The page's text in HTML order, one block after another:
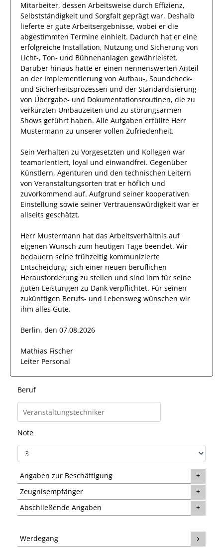
Mitarbeiter, dessen Arbeitsweise durch Effizienz,
Selbstständigkeit und Sorgfalt geprägt war. Deshalb
lieferte er gute Arbeitsergebnisse, wobei er die
abgestimmten Termine einhielt. Dadurch hat er eine
erfolgreiche Installation, Nutzung und Sicherung von
Licht-, Ton- und Bühnenanlagen gewährleistet.
Darüber hinaus hatte er einen nennenswerten Anteil
an der Implementierung von Aufbau-, Soundcheck-
und Sicherheitsprozessen und der Standardisierung
von Übergabe- und Dokumentationsroutinen, die zu
verkürzten Umbauzeiten und zu störungsarmen
Shows geführt haben. Alle Aufgaben erfüllte Herr
Mustermann zu unserer vollen Zufriedenheit.
Sein Verhalten zu Vorgesetzten und Kollegen war
teamorientiert, loyal und einwandfrei. Gegenüber
Künstlern, Agenturen und den technischen Leitern
von Veranstaltungsorten trat er höflich und
zuvorkommend auf. Aufgrund seiner kooperativen
Einstellung sowie seiner Vertrauenswürdigkeit war er
allseits geschätzt.
Herr Mustermann hat das Arbeitsverhältnis auf
eigenen Wunsch zum heutigen Tage beendet. Wir
bedauern seine frühzeitig kommunizierte
Entscheidung, sich einer neuen beruflichen
Herausforderung zu stellen und sind ihm für seine
guten Leistungen zu Dank verpflichtet. Für seinen
zukünftigen Berufs- und Lebensweg wünschen wir
ihm alles Gute.
Berlin, den 07.08.2026
Mathias Fischer
Leiter Personal
Beruf
Note
Angaben zur Beschäftigung
Zeugnisempfänger
Abschließende Angaben
Werdegang